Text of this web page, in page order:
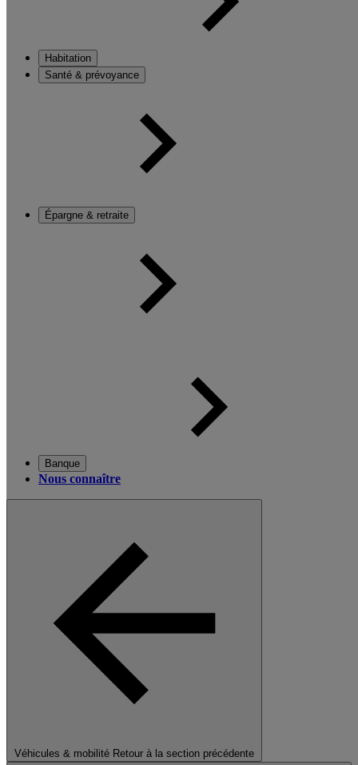
Habitation
Santé & prévoyance
Épargne & retraite
Banque
Nous connaître
Véhicules & mobilité Retour à la section précédente